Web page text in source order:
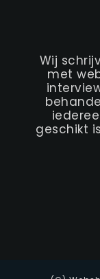
Wij
met
geschikt